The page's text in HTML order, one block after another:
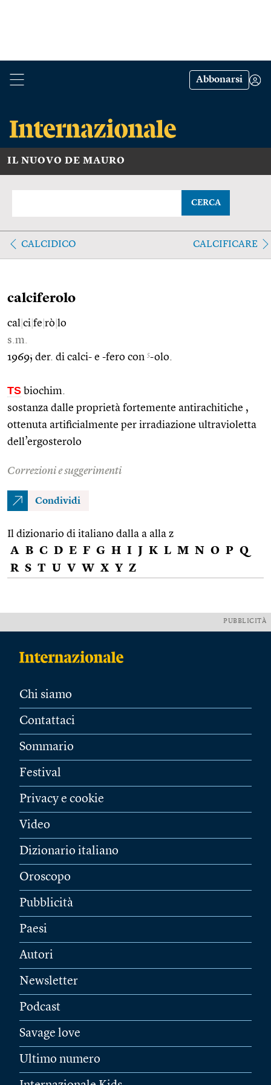
Abbonarsi
IL NUOVO DE MAURO
CERCA
CALCIDICO CALCIFICARE
calciferolo
cal ci fe rò lo
s.m.
1969; der. di calci- e -fero con 5-olo.
TS biochim.
sostanza dalle proprietà fortemente antirachitiche ,
ottenuta artificialmente per irradiazione ultravioletta
dell’ergosterolo
Correzioni e suggerimenti
Condividi
Il dizionario di italiano dalla a alla z
A B C D E F G H I J K L M N O P Q
R S T U V W X Y Z
PUBBLICITÀ
Chi siamo
Contattaci
Sommario
Festival
Privacy e cookie
Video
Dizionario italiano
Oroscopo
Pubblicità
Paesi
Autori
Newsletter
Podcast
Savage love
Ultimo numero